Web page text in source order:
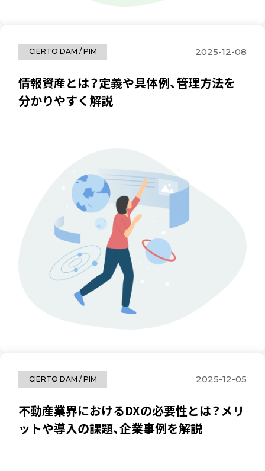
CIERTO DAM / PIM 2025-12-08
情報資産とは？定義や具体例、管理方法を
分かりやすく解説
CIERTO DAM / PIM 2025-12-05
不動産業界におけるDXの必要性とは？メリ
ットや導入の課題、企業事例を解説